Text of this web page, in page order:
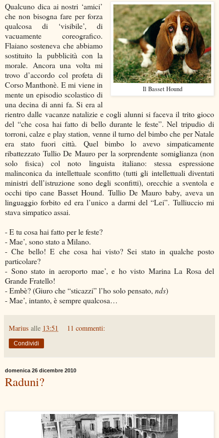
Il Basset Hound
Qualcuno dica ai nostri ‘amici’
che non bisogna fare per forza
qualcosa di ‘visibile’, di
vacuamente coreografico.
Flaiano sosteneva che abbiamo
sostituito la pubblicità con la
morale. Ancora una volta mi
trovo d’accordo col profeta di
Corso Manthonè. E mi viene in
mente un episodio scolastico di
una decina di anni fa. Si era al
rientro dalle vacanze natalizie e cogli alunni si faceva il trito gioco
del “che cosa hai fatto di bello durante le feste”. Nel tripudio di
torroni, calze e play station, venne il turno del bimbo che per Natale
era stato fuori città. Quel bimbo lo avevo simpaticamente
ribattezzato Tullio De Mauro per la sorprendente somiglianza (non
solo fisica) col noto linguista italiano: stessa espressione
malinconica da intellettuale sconfitto (tutti gli intellettuali diventati
ministri dell’istruzione sono degli sconfitti), orecchie a sventola e
occhi tipo cane Basset Hound. Tullio De Mauro baby, aveva un
linguaggio forbito ed era l’unico a darmi del “Lei”. Tulliuccio mi
stava simpatico assai.
- E tu cosa hai fatto per le feste?
- Mae’, sono stato a Milano.
- Che bello! E che cosa hai visto? Sei stato in qualche posto
particolare?
- Sono stato in aeroporto mae’, e ho visto Marina La Rosa del
Grande Fratello!
- Embè? (Giuro che “sticazzi” l’ho solo pensato, nds)
- Mae’, intanto, è sempre qualcosa…
Marius alle 13:51 11 commenti:
Condividi
domenica 26 dicembre 2010
Raduni?